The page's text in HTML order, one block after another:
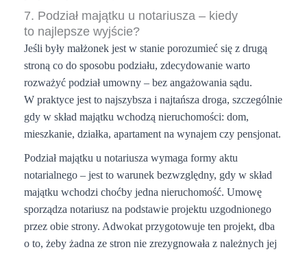
7. Podział majątku u notariusza – kiedy
to najlepsze wyjście?
Jeśli były małżonek jest w stanie porozumieć się z drugą
stroną co do sposobu podziału, zdecydowanie warto
rozważyć podział umowny – bez angażowania sądu.
W praktyce jest to najszybsza i najtańsza droga, szczególnie
gdy w skład majątku wchodzą nieruchomości: dom,
mieszkanie, działka, apartament na wynajem czy pensjonat.
Podział majątku u notariusza wymaga formy aktu
notarialnego – jest to warunek bezwzględny, gdy w skład
majątku wchodzi choćby jedna nieruchomość. Umowę
sporządza notariusz na podstawie projektu uzgodnionego
przez obie strony. Adwokat przygotowuje ten projekt, dba
o to, żeby żadna ze stron nie zrezygnowała z należnych jej